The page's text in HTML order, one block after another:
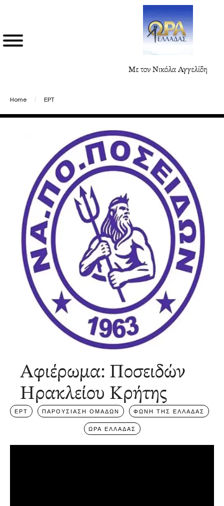
Με τον Νικόλα Αγγελίδη
Home / ΕΡΤ
Αφιέρωμα: Ποσειδών
Ηρακλείου Κρήτης
ΕΡΤ ΠΑΡΟΥΣΙΑΣΗ ΟΜΑΔΩΝ ΦΩΝΗ ΤΗΣ ΕΛΛΑΔΑΣ
ΩΡΑ ΕΛΛΑΔΑΣ